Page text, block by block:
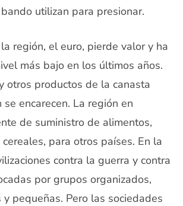
utilizan para presionar.
región, el euro, pierde valor y ha
más bajo en los últimos años.
otros productos de la canasta
encarecen. La región en
de suministro de alimentos,
para otros países. En la
contra la guerra y contra
por grupos organizados,
y pequeñas. Pero las sociedades